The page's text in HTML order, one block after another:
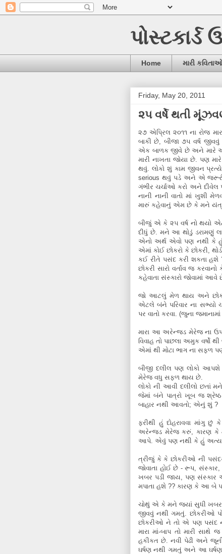
Home મારી
Friday, May 20, 2011
૨૫ વર્ષે થતી
૨૭ એપ્રિલ ૨૦૧૧ ના રોજ
બાકી છે, બીજા ૭૫ વર્ષ
એક બાળક જીવે છે અને મારે
મારી નાખતા જોયા છે. પણ
થવું. લોકો શું કામ જીવન
serious થવું પડે અને એ
ગંભીર ચર્ચાઓ કરો અને દીવેલ
નાની નાની વાતો માં ખુશી
મારું કહેવાનું એમ છે કે મને
બીજું એ કે ૨૫ વર્ષ નો થયો
દીધું છે. મને આ થોડું ડરામણું
એનો અર્થ એવો પણ નથી કે
એમાં કોઈ છોકરો કે છોકરી,
કઈ રીતે પસંદ કરી શકતા હશે
છોકરી સારો વર્તાવ જ
કહેવાતા સંસ્કારો જોવામાં આવે
જો આટલું મેળ થાય અને
એટલે બંને પરિવાર ના સભ્યો
પર વાતો કરવા. (જુના
મારા આ અરેન્જડ મેરેજ ના
વિવાહ તો પાછલા અમુક
એમાં થી મોટા ભાગ ના સફળ
બીજી દલીલ પણ લોકો
મેરેજ વધુ સફળ થાય છે.
લોકો ની આવી દલીલો છતાં
જેમાં બંને પાત્રો ખૂબ જ શ્રેષ્ઠ
બાહાર નથી આવતો; એનું શું ?
ફરીથી હું દોહરાવવા માંગુ
અરેન્જડ મેરેજ કરું, કારણ કે
આપે. એવું પણ નથી કે હું અત્યારે
ત્રીજું કે કે છોકરીઓ ની
જોવાતા હોઈ છે - રૂપ,
ખબર પડી જાય, પણ
મપાતા હશે ?? કારણ કે આ બે
ચોથું એ કે મને જ્યાં સુધી ખબર
જીવવું નથી ગમતું. છોકરીઓ
છોકરીઓ ને તો એ પણ પસંદ
મારા માં-બાપ તો મારી
હકીકત છે. નવી પેઢી અને
ઘર્ષણ નથી ગમતું અને આ ઘર્ષણ